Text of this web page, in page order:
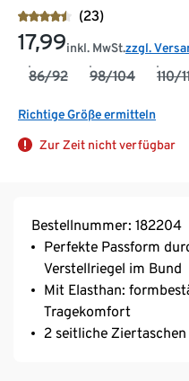
(23)
17,99inkl. MwSt.zzgl.
86/92 98/104 110/
Richtige Größe ermitteln
Zur Zeit nicht verfügbar
Bestellnummer: 182204
Perfekte Passform
Verstellriegel im Bund
Mit Elasthan:
Tragekomfort
2 seitliche